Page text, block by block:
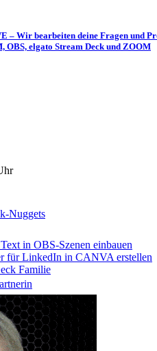
– Wir bearbeiten deine Fragen und
OBS, elgato Stream Deck und ZOOM
Nuggets
in OBS-Szenen einbauen
für LinkedIn in CANVA erstellen
Familie